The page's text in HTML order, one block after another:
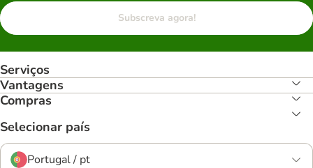
Subscreva agora!
Serviços
Vantagens
Compras
Selecionar país
Portugal / pt